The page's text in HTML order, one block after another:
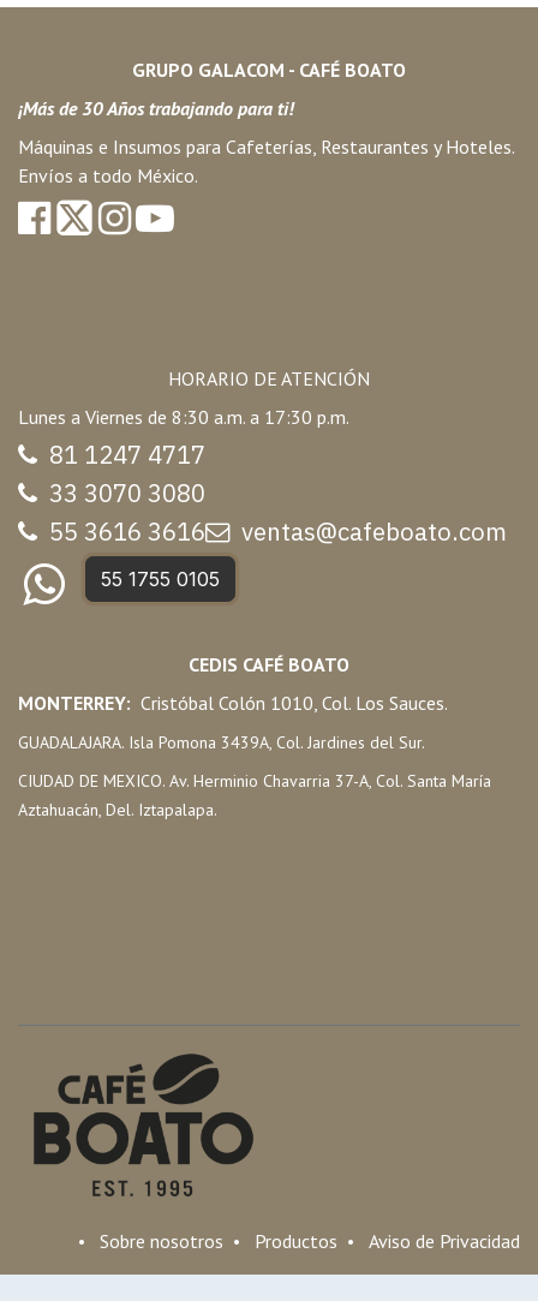
GRUPO GALACOM - CAFÉ BOATO
¡Más de 30 Años trabajando para ti!
Máquinas e Insumos para Cafeterías, Restaurantes y Hoteles.
Envíos a todo México.
HORARIO DE ATENCIÓN
Lunes a Viernes de 8:30 a.m. a 17:30 p.m.
81 1247 4717
33 3070 3080
55 3616 3616
ventas@cafeboato.com
55 1755 0105
CEDIS CAFÉ BOATO
MONTERREY: Cristóbal Colón 1010, Col. Los Sauces.
GUADALAJARA. Isla Pomona 3439A, Col. Jardines del Sur.
CIUDAD DE MEXICO. Av. Herminio Chavarria 37-A, Col. Santa María
Aztahuacán, Del. Iztapalapa.
• Sobre nosotros • Productos • Aviso de Privacidad